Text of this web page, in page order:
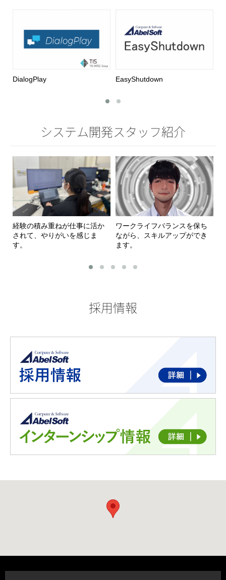
DialogPlay EasyShutdown
システム開発スタッフ紹介
経験の積み重ねが仕事に活か
されて、やりがいを感じま
す。
ワークライフバランスを保ち
ながら、スキルアップができ
ます。
採用情報